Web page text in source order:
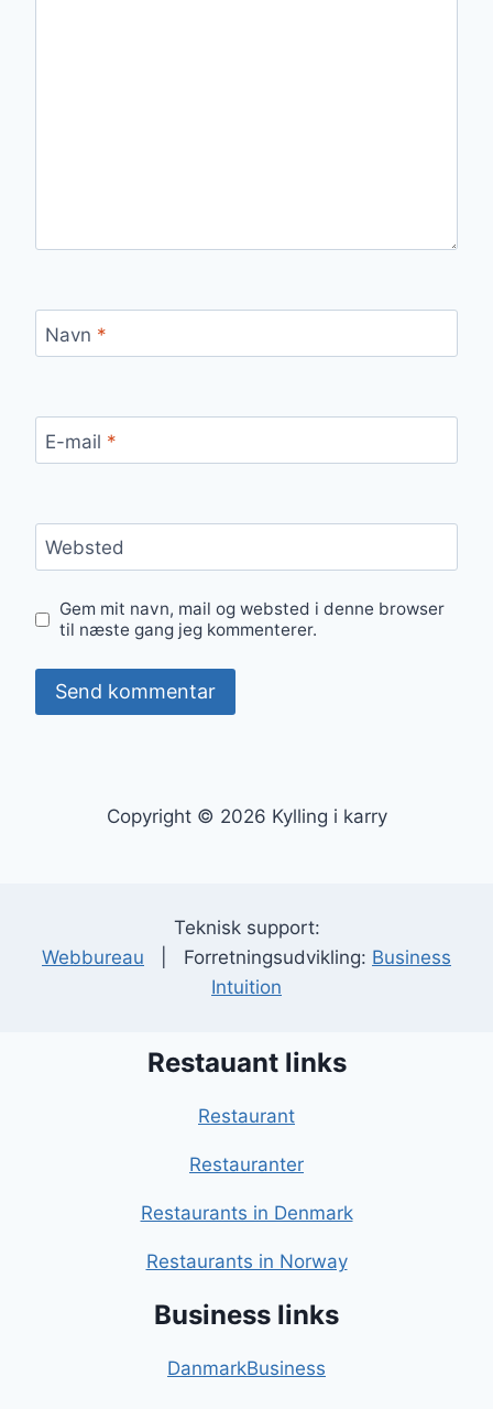
Navn *
E-mail *
Websted
Gem mit navn, mail og websted i denne browser
til næste gang jeg kommenterer.
Copyright © 2026 Kylling i karry
Teknisk support:
Webbureau | Forretningsudvikling: Business
Intuition
Restauant links
Restaurant
Restauranter
Restaurants in Denmark
Restaurants in Norway
Business links
DanmarkBusiness